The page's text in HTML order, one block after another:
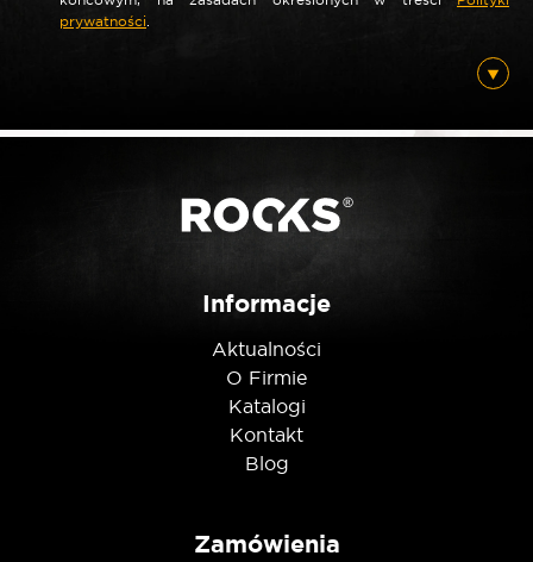
E-mail*
prywatności.
Informacje
Aktualności
O Firmie
Katalogi
Kontakt
Blog
Zamówienia